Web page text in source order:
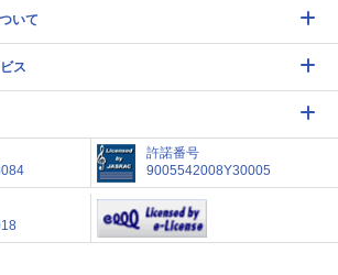
いて
ス
許諾番号
9005542008Y30005